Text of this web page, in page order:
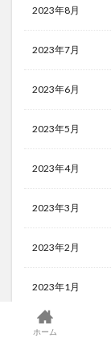
2023年8月
2023年7月
2023年6月
2023年5月
2023年4月
2023年3月
2023年2月
2023年1月
2022年12月
ホーム